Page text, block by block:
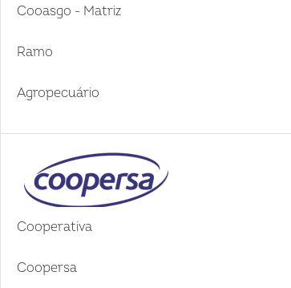
Cooasgo - Matriz
Ramo
Agropecuário
Cooperativa
Coopersa